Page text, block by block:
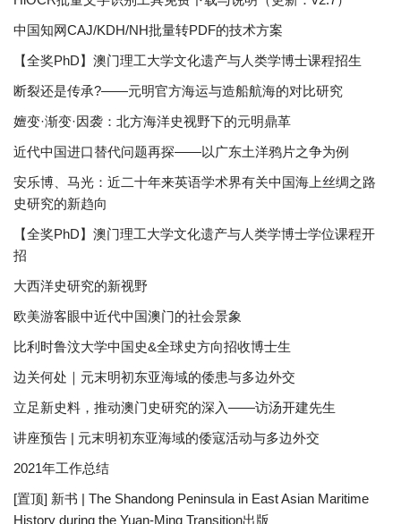
中国知网CAJ/KDH/NH批量转PDF的技术方案
【全奖PhD】澳门理工大学文化遗产与人类学博士课程招生
断裂还是传承?——元明官方海运与造船航海的对比研究
嬗变·渐变·因袭：北方海洋史视野下的元明鼎革
近代中国进口替代问题再探——以广东土洋鸦片之争为例
安乐博、马光：近二十年来英语学术界有关中国海上丝绸之路
史研究的新趋向
【全奖PhD】澳门理工大学文化遗产与人类学博士学位课程开
招
大西洋史研究的新视野
欧美游客眼中近代中国澳门的社会景象
比利时鲁汶大学中国史&全球史方向招收博士生
边关何处｜元末明初东亚海域的倭患与多边外交
立足新史料，推动澳门史研究的深入——访汤开建先生
讲座预告 | 元末明初东亚海域的倭寇活动与多边外交
2021年工作总结
[置顶] 新书 | The Shandong Peninsula in East Asian Maritime
History during the Yuan-Ming Transition出版